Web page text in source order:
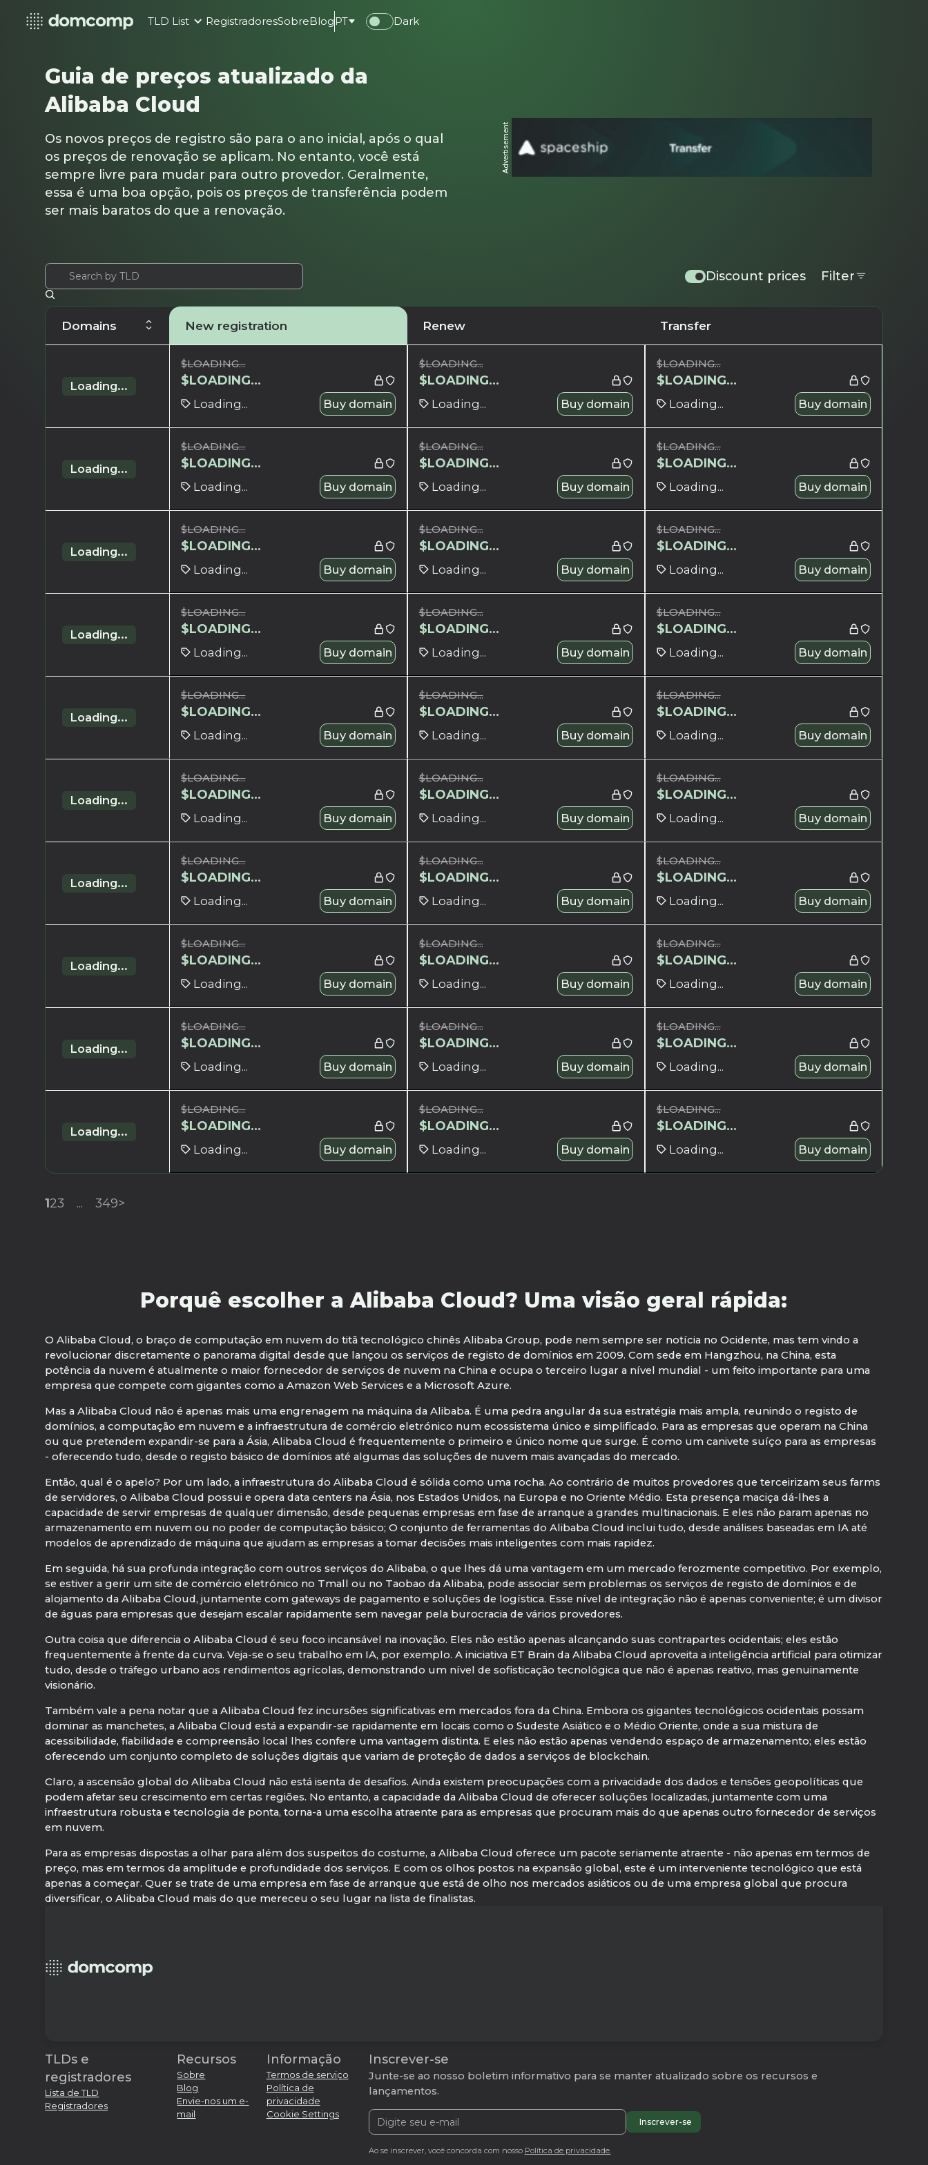
TLD List RegistradoresSobreBlogPT Dark
Guia de preços atualizado da
Alibaba Cloud
Os novos preços de registro são para o ano inicial, após o qual
os preços de renovação se aplicam. No entanto, você está
sempre livre para mudar para outro provedor. Geralmente,
essa é uma boa opção, pois os preços de transferência podem
ser mais baratos do que a renovação.
Advertisement
Discount prices Filter
Domains New registration Renew Transfer
Loading...
$LOADING...
$LOADING...
Loading... Buy domain
$LOADING...
$LOADING...
Loading... Buy domain
$LOADING...
$LOADING...
Loading... Buy domain
Loading...
$LOADING...
$LOADING...
Loading... Buy domain
$LOADING...
$LOADING...
Loading... Buy domain
$LOADING...
$LOADING...
Loading... Buy domain
Loading...
$LOADING...
$LOADING...
Loading... Buy domain
$LOADING...
$LOADING...
Loading... Buy domain
$LOADING...
$LOADING...
Loading... Buy domain
Loading...
$LOADING...
$LOADING...
Loading... Buy domain
$LOADING...
$LOADING...
Loading... Buy domain
$LOADING...
$LOADING...
Loading... Buy domain
Loading...
$LOADING...
$LOADING...
Loading... Buy domain
$LOADING...
$LOADING...
Loading... Buy domain
$LOADING...
$LOADING...
Loading... Buy domain
Loading...
$LOADING...
$LOADING...
Loading... Buy domain
$LOADING...
$LOADING...
Loading... Buy domain
$LOADING...
$LOADING...
Loading... Buy domain
Loading...
$LOADING...
$LOADING...
Loading... Buy domain
$LOADING...
$LOADING...
Loading... Buy domain
$LOADING...
$LOADING...
Loading... Buy domain
Loading...
$LOADING...
$LOADING...
Loading... Buy domain
$LOADING...
$LOADING...
Loading... Buy domain
$LOADING...
$LOADING...
Loading... Buy domain
Loading...
$LOADING...
$LOADING...
Loading... Buy domain
$LOADING...
$LOADING...
Loading... Buy domain
$LOADING...
$LOADING...
Loading... Buy domain
Loading...
$LOADING...
$LOADING...
Loading... Buy domain
$LOADING...
$LOADING...
Loading... Buy domain
$LOADING...
$LOADING...
Loading... Buy domain
123 ... 349>
Porquê escolher a Alibaba Cloud? Uma visão geral rápida:
O Alibaba Cloud, o braço de computação em nuvem do titã tecnológico chinês Alibaba Group, pode nem sempre ser notícia no Ocidente, mas tem vindo a
revolucionar discretamente o panorama digital desde que lançou os serviços de registo de domínios em 2009. Com sede em Hangzhou, na China, esta
potência da nuvem é atualmente o maior fornecedor de serviços de nuvem na China e ocupa o terceiro lugar a nível mundial - um feito importante para uma
empresa que compete com gigantes como a Amazon Web Services e a Microsoft Azure.
Mas a Alibaba Cloud não é apenas mais uma engrenagem na máquina da Alibaba. É uma pedra angular da sua estratégia mais ampla, reunindo o registo de
domínios, a computação em nuvem e a infraestrutura de comércio eletrónico num ecossistema único e simplificado. Para as empresas que operam na China
ou que pretendem expandir-se para a Ásia, Alibaba Cloud é frequentemente o primeiro e único nome que surge. É como um canivete suíço para as empresas
- oferecendo tudo, desde o registo básico de domínios até algumas das soluções de nuvem mais avançadas do mercado.
Então, qual é o apelo? Por um lado, a infraestrutura do Alibaba Cloud é sólida como uma rocha. Ao contrário de muitos provedores que terceirizam seus farms
de servidores, o Alibaba Cloud possui e opera data centers na Ásia, nos Estados Unidos, na Europa e no Oriente Médio. Esta presença maciça dá-lhes a
capacidade de servir empresas de qualquer dimensão, desde pequenas empresas em fase de arranque a grandes multinacionais. E eles não param apenas no
armazenamento em nuvem ou no poder de computação básico; O conjunto de ferramentas do Alibaba Cloud inclui tudo, desde análises baseadas em IA até
modelos de aprendizado de máquina que ajudam as empresas a tomar decisões mais inteligentes com mais rapidez.
Em seguida, há sua profunda integração com outros serviços do Alibaba, o que lhes dá uma vantagem em um mercado ferozmente competitivo. Por exemplo,
se estiver a gerir um site de comércio eletrónico no Tmall ou no Taobao da Alibaba, pode associar sem problemas os serviços de registo de domínios e de
alojamento da Alibaba Cloud, juntamente com gateways de pagamento e soluções de logística. Esse nível de integração não é apenas conveniente; é um divisor
de águas para empresas que desejam escalar rapidamente sem navegar pela burocracia de vários provedores.
Outra coisa que diferencia o Alibaba Cloud é seu foco incansável na inovação. Eles não estão apenas alcançando suas contrapartes ocidentais; eles estão
frequentemente à frente da curva. Veja-se o seu trabalho em IA, por exemplo. A iniciativa ET Brain da Alibaba Cloud aproveita a inteligência artificial para otimizar
tudo, desde o tráfego urbano aos rendimentos agrícolas, demonstrando um nível de sofisticação tecnológica que não é apenas reativo, mas genuinamente
visionário.
Também vale a pena notar que a Alibaba Cloud fez incursões significativas em mercados fora da China. Embora os gigantes tecnológicos ocidentais possam
dominar as manchetes, a Alibaba Cloud está a expandir-se rapidamente em locais como o Sudeste Asiático e o Médio Oriente, onde a sua mistura de
acessibilidade, fiabilidade e compreensão local lhes confere uma vantagem distinta. E eles não estão apenas vendendo espaço de armazenamento; eles estão
oferecendo um conjunto completo de soluções digitais que variam de proteção de dados a serviços de blockchain.
Claro, a ascensão global do Alibaba Cloud não está isenta de desafios. Ainda existem preocupações com a privacidade dos dados e tensões geopolíticas que
podem afetar seu crescimento em certas regiões. No entanto, a capacidade da Alibaba Cloud de oferecer soluções localizadas, juntamente com uma
infraestrutura robusta e tecnologia de ponta, torna-a uma escolha atraente para as empresas que procuram mais do que apenas outro fornecedor de serviços
em nuvem.
Para as empresas dispostas a olhar para além dos suspeitos do costume, a Alibaba Cloud oferece um pacote seriamente atraente - não apenas em termos de
preço, mas em termos da amplitude e profundidade dos serviços. E com os olhos postos na expansão global, este é um interveniente tecnológico que está
apenas a começar. Quer se trate de uma empresa em fase de arranque que está de olho nos mercados asiáticos ou de uma empresa global que procura
diversificar, o Alibaba Cloud mais do que mereceu o seu lugar na lista de finalistas.
TLDs e
registradores
Lista de TLD
Registradores
Recursos
Sobre
Blog
Envie-nos um e-
mail
Informação
Termos de serviço
Política de
privacidade
Cookie Settings
Inscrever-se
Junte-se ao nosso boletim informativo para se manter atualizado sobre os recursos e
lançamentos.
Ao se inscrever, você concorda com nosso Política de privacidade.